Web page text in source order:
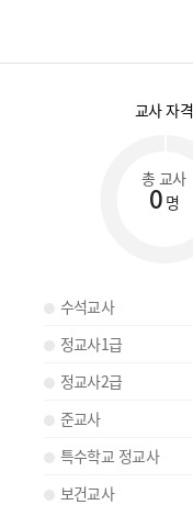
교사 자격
총 교사
0 명
수석교사
정교사1급
정교사2급
준교사
특수학교 정교사
보건교사